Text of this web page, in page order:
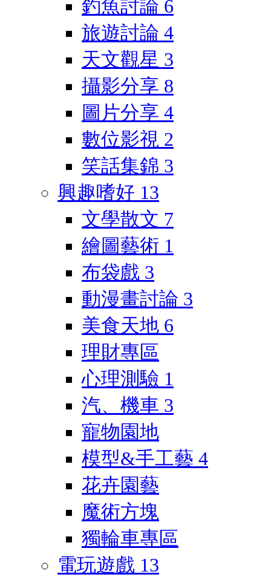
釣魚討論 6
旅遊討論 4
天文觀星 3
攝影分享 8
圖片分享 4
數位影視 2
笑話集錦 3
興趣嗜好 13
文學散文 7
繪圖藝術 1
布袋戲 3
動漫畫討論 3
美食天地 6
理財專區
心理測驗 1
汽、機車 3
寵物園地
模型&手工藝 4
花卉園藝
魔術方塊
獨輪車專區
電玩遊戲 13